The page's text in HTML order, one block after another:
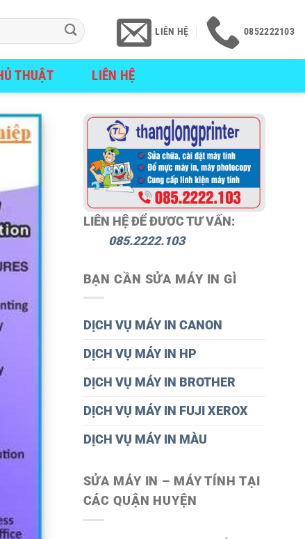
LIÊN HỆ 0852222103
THUẬT LIÊN HỆ
LIÊN HỆ ĐỂ ĐƯƠC TƯ VẤN:
085.2222.103
BẠN CẦN SỬA MÁY IN GÌ
DỊCH VỤ MÁY IN CANON
DỊCH VỤ MÁY IN HP
DỊCH VỤ MÁY IN BROTHER
DỊCH VỤ MÁY IN FUJI XEROX
DỊCH VỤ MÁY IN MÀU
SỬA MÁY IN – MÁY TÍNH TẠI
CÁC QUẬN HUYỆN